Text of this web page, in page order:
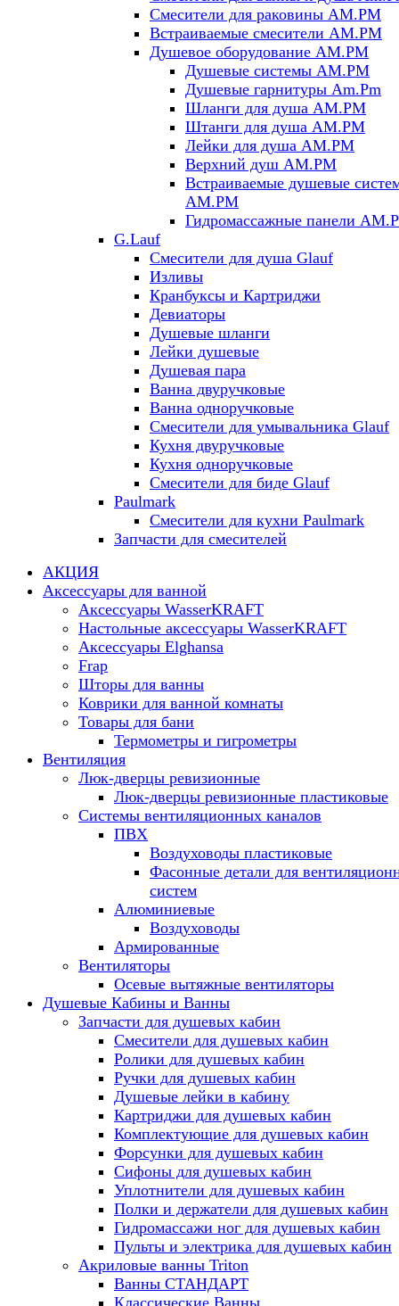
Смесители для раковины AM.PM
Встраиваемые смесители AM.PM
Душевое оборудование AM.PM
Душевые системы AM.PM
Душевые гарнитуры Am.Pm
Шланги для душа AM.PM
Штанги для душа AM.PM
Лейки для душа AM.PM
Верхний душ AM.PM
Встраиваемые душевые
AM.PM
Гидромассажные панели
G.Lauf
Смесители для душа Glauf
Изливы
Кранбуксы и Картриджи
Девиаторы
Душевые шланги
Лейки душевые
Душевая пара
Ванна двуручковые
Ванна одноручковые
Смесители для умывальника Glauf
Кухня двуручковые
Кухня одноручковые
Смесители для биде Glauf
Paulmark
Смесители для кухни Paulmark
Запчасти для смесителей
АКЦИЯ
Аксессуары для ванной
Аксессуары WasserKRAFT
Настольные аксессуары WasserKRAFT
Аксессуары Elghansa
Frap
Шторы для ванны
Коврики для ванной комнаты
Товары для бани
Термометры и гигрометры
Вентиляция
Люк-дверцы ревизионные
Люк-дверцы ревизионные пластиковые
Системы вентиляционных каналов
ПВХ
Воздуховоды пластиковые
Фасонные детали для
систем
Алюминиевые
Воздуховоды
Армированные
Вентиляторы
Осевые вытяжные вентиляторы
Душевые Кабины и Ванны
Запчасти для душевых кабин
Смесители для душевых кабин
Ролики для душевых кабин
Ручки для душевых кабин
Душевые лейки в кабину
Картриджи для душевых кабин
Комплектующие для душевых кабин
Форсунки для душевых кабин
Сифоны для душевых кабин
Уплотнители для душевых кабин
Полки и держатели для душевых кабин
Гидромассажи ног для душевых кабин
Пульты и электрика для душевых кабин
Акриловые ванны Triton
Ванны СТАНДАРТ
Классические Ванны